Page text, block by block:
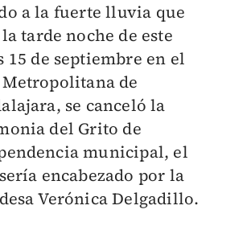
a la fuerte lluvia que
tarde noche de este
15 de septiembre en el
de
se canceló la
del Grito de
municipal, el
encabezado por la
Verónica Delgadillo.